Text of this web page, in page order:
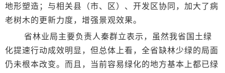
地形塑造；与相关县（市、区）、开发区协同，加大了病
老树木的更新力度，增强景观效果。
省林业局主要负责人秦群立表示，虽然我省国土绿
化提速行动成效明显，但总体上看，全省缺林少绿的局面
仍未根本改变。而且，当前容易绿化的地方基本上都已绿